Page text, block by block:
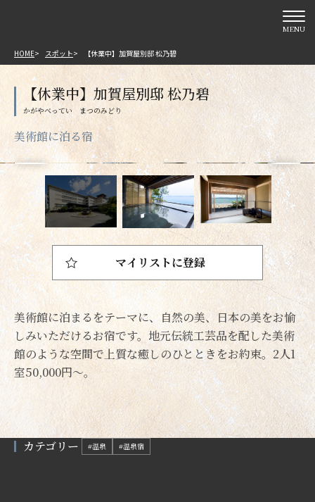
MENU
HOME スポット 【休業中】加賀屋別邸 松乃碧
【休業中】加賀屋別邸 松乃碧
美術館に泊る宿
美術館に泊まるをテーマに、自然の美、日本の美をお愉
しみいただけるお宿です。地元伝統工芸品を配した美術
館のような空間で上質な癒しのひとときをお約束。2人1
室50,000円～。
マイリストに登録
カテゴリー #温泉 #温泉宿